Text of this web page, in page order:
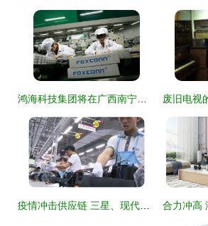
鸿海科技集团将在广西南宁打造大型IT产业园，进一步拓展电视等电子产品产能
疫情冲击供应链 三星、现代等韩企在印度越南面临严峻挑战